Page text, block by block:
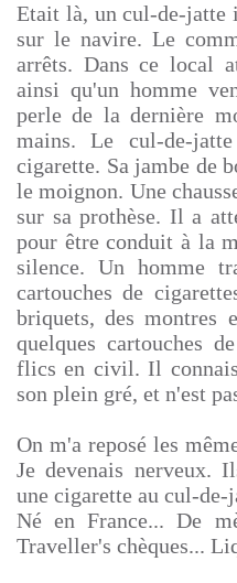
Etait là, un cul-de-jatte
sur le navire. Le
arrêts. Dans ce local
ainsi qu'un homme
perle de la dernière
mains. Le cul-de-
cigarette. Sa jambe de
le moignon. Une
sur sa prothèse. Il a
pour être conduit à la
silence. Un homme
cartouches de
briquets, des
quelques cartouches
flics en civil. Il
son plein gré, et n'est
On m'a reposé les
Je devenais nerveux.
une cigarette au cul-
Né en France... De
Traveller's chèques...